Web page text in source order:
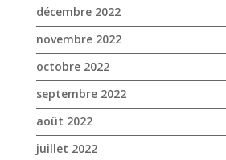
décembre 2022
novembre 2022
octobre 2022
septembre 2022
août 2022
juillet 2022